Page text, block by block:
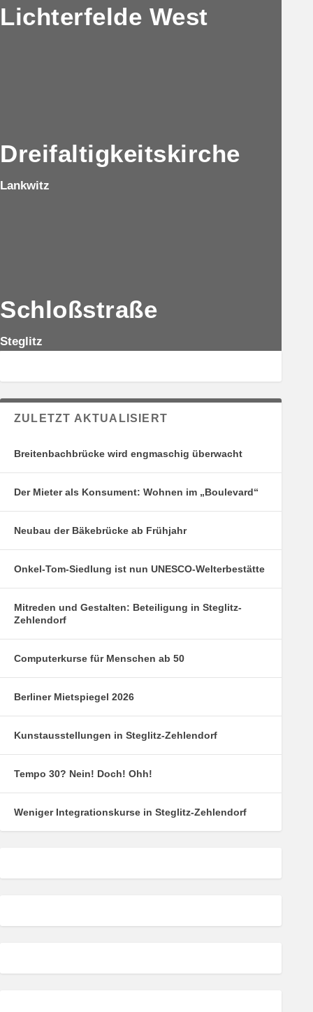
Lichterfelde West
Dreifaltigkeitskirche
Lankwitz
Schloßstraße
Steglitz
ZULETZT AKTUALISIERT
Breitenbachbrücke wird engmaschig überwacht
Der Mieter als Konsument: Wohnen im „Boulevard“
Neubau der Bäkebrücke ab Frühjahr
Onkel-Tom-Siedlung ist nun UNESCO-Welterbestätte
Mitreden und Gestalten: Beteiligung in Steglitz-
Zehlendorf
Computerkurse für Menschen ab 50
Berliner Mietspiegel 2026
Kunstausstellungen in Steglitz-Zehlendorf
Tempo 30? Nein! Doch! Ohh!
Weniger Integrationskurse in Steglitz-Zehlendorf